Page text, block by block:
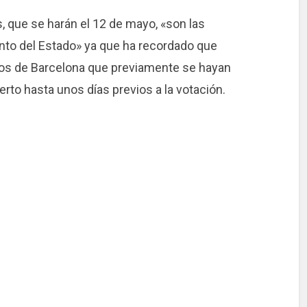
se harán el 12 de mayo, «son las
del Estado» ya que ha recordado que
de Barcelona que previamente se hayan
hasta unos días previos a la votación.